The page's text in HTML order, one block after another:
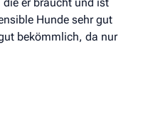
er braucht und ist
Hunde sehr gut
bekömmlich, da nur